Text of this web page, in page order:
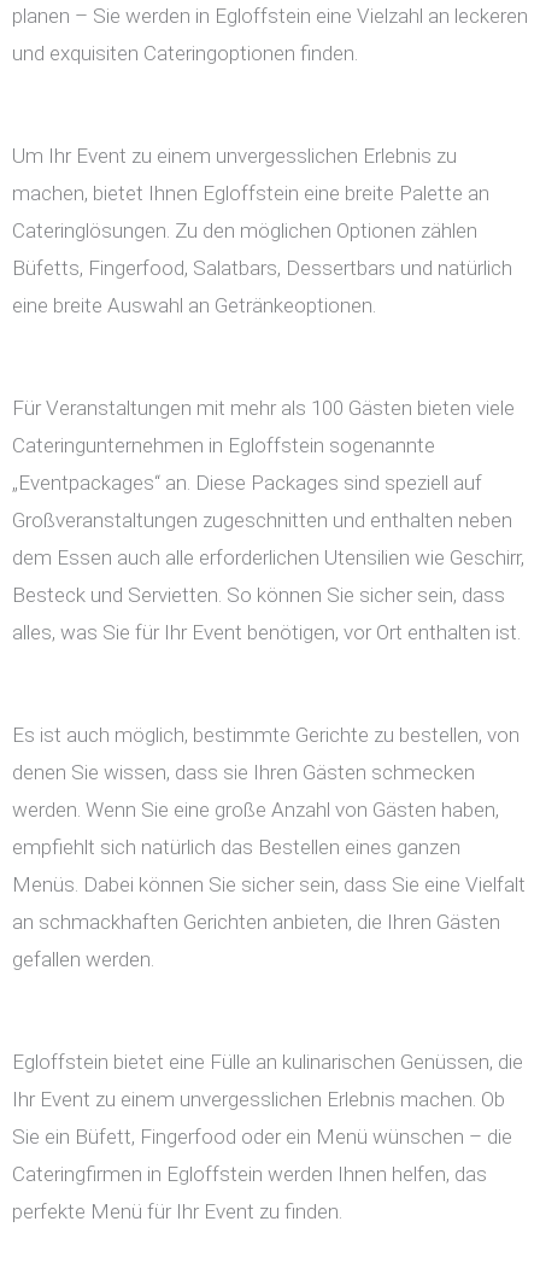
planen – Sie werden in Egloffstein eine Vielzahl an leckeren
und exquisiten Cateringoptionen finden.
Um Ihr Event zu einem unvergesslichen Erlebnis zu
machen, bietet Ihnen Egloffstein eine breite Palette an
Cateringlösungen. Zu den möglichen Optionen zählen
Büfetts, Fingerfood, Salatbars, Dessertbars und natürlich
eine breite Auswahl an Getränkeoptionen.
Für Veranstaltungen mit mehr als 100 Gästen bieten viele
Cateringunternehmen in Egloffstein sogenannte
„Eventpackages“ an. Diese Packages sind speziell auf
Großveranstaltungen zugeschnitten und enthalten neben
dem Essen auch alle erforderlichen Utensilien wie Geschirr,
Besteck und Servietten. So können Sie sicher sein, dass
alles, was Sie für Ihr Event benötigen, vor Ort enthalten ist.
Es ist auch möglich, bestimmte Gerichte zu bestellen, von
denen Sie wissen, dass sie Ihren Gästen schmecken
werden. Wenn Sie eine große Anzahl von Gästen haben,
empfiehlt sich natürlich das Bestellen eines ganzen
Menüs. Dabei können Sie sicher sein, dass Sie eine Vielfalt
an schmackhaften Gerichten anbieten, die Ihren Gästen
gefallen werden.
Egloffstein bietet eine Fülle an kulinarischen Genüssen, die
Ihr Event zu einem unvergesslichen Erlebnis machen. Ob
Sie ein Büfett, Fingerfood oder ein Menü wünschen – die
Cateringfirmen in Egloffstein werden Ihnen helfen, das
perfekte Menü für Ihr Event zu finden.